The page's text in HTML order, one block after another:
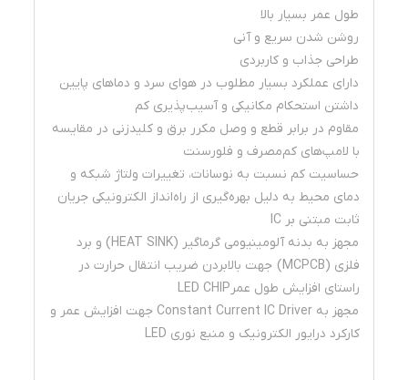
طول عمر بسیار بالا
روشن شدن سریع و آنی
طراحی جذاب و کاربردی
دارای عملکرد بسیار مطلوب در هوای سرد و دماهای پایین
داشتن استحکام مکانیکی و آسیب‌پذیری کم
مقاوم در برابر قطع و وصل مکرر برق و کلیدزنی در مقایسه
با لامپ‌های کم‌مصرف و فلورسنت
حساسیت کم نسبت به نوسانات، تغییرات ولتاژ شبکه و
دمای محیط به دلیل بهره‌گیری از راه‌انداز الکترونیکی جریان
ثابت مبتنی بر IC
مجهز به بدنه آلومینیومی گرماگیر (HEAT SINK) و برد
فلزی (MCPCB) جهت بالابردن ضریب انتقال حرارت در
راستای افزایش طول عمرLED CHIP
مجهز به Constant Current IC Driver جهت افزایش عمر و
کارکرد درایور الکترونیک و منبع نوری LED